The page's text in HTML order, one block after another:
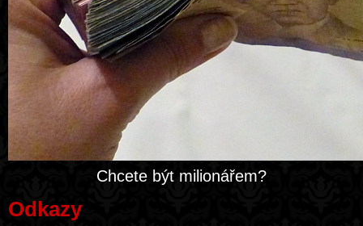
Chcete být milionářem?
Odkazy